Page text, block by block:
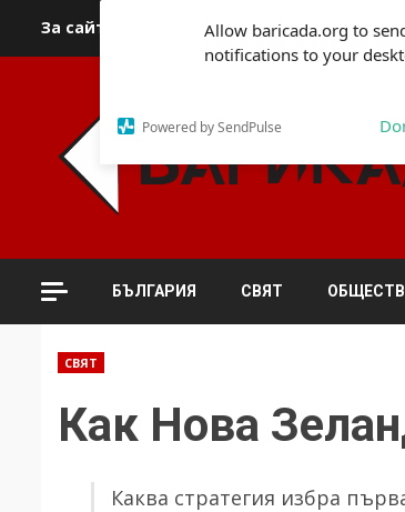
Allow baricada.org to
notifications to your
Powered by SendPulse
За сайта За контакти За
БЪЛГАРИЯ СВЯТ
СВЯТ
Как Нова
Каква стратегия избра